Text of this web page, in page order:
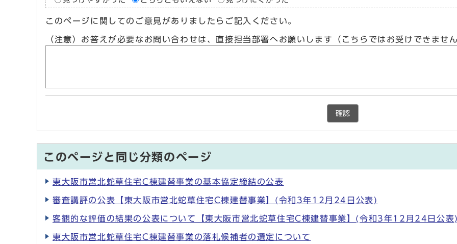
このページに関してのご意見がありましたらご記入ください。
（注意）お答えが必要なお問い合わせは、直接担当部署へお願いします（こちらではお受けできませ
確認
このページと同じ分類のページ
東大阪市営北蛇草住宅C棟建替事業の基本協定締結の公表
審査講評の公表【東大阪市営北蛇草住宅C棟建替事業】(令和3年12月24日公表)
客観的な評価の結果の公表について【東大阪市営北蛇草住宅C棟建替事業】(令和3年12月24日公表
東大阪市営北蛇草住宅C棟建替事業の落札候補者の選定について